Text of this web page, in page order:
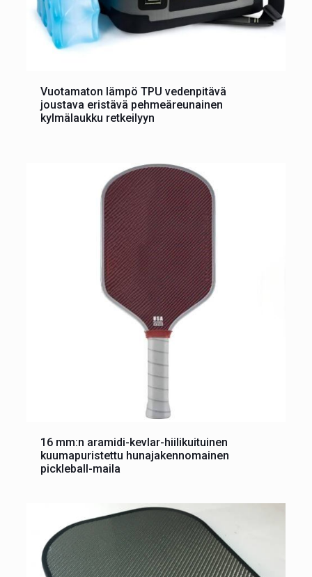
Vuotamaton lämpö TPU vedenpitävä
joustava eristävä pehmeäreunainen
kylmälaukku retkeilyyn
16 mm:n aramidi-kevlar-hiilikuituinen
kuumapuristettu hunajakennomainen
pickleball-maila